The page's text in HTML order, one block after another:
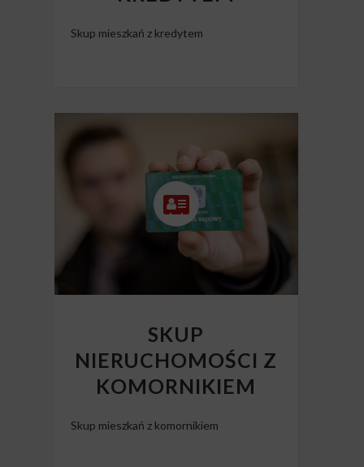
Skup mieszkań z kredytem
SKUP
NIERUCHOMOŚCI Z
KOMORNIKIEM
Skup mieszkań z komornikiem